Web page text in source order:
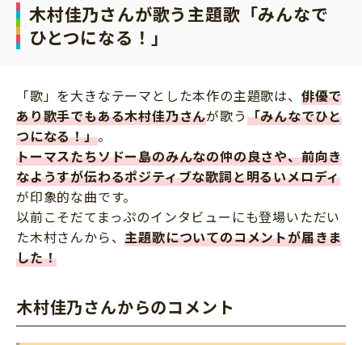
木村佳乃さんが歌う主題歌「みんなで
ひとつになる！」
「歌」を大きなテーマとした本作の主題歌は、 俳優で
あり歌手でもある木村佳乃さんが歌う「みんなでひと
つになる！」。
トーマスたちソドー島のみんなの仲の良さや、前向き
なようすが伝わるポジティブな歌詞と明るいメロディ
が印象的な曲です。
以前こそだてまっぷのインタビューにも登場いただい
た木村さんから、主題歌についてのコメントが届きま
した！
木村佳乃さんからのコメント